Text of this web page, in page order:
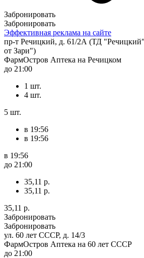
Забронировать
Забронировать
Эффективная реклама на сайте
пр-т Речицкий, д. 61/2А (ТД
от Зари")
ФармОстров Аптека на Речицком
до 21:00
1 шт.
4 шт.
5 шт.
в 19:56
в 19:56
в 19:56
до 21:00
35,11 р.
35,11 р.
35,11 р.
Забронировать
Забронировать
ул. 60 лет СССР, д. 14/3
ФармОстров Аптека на 60 лет СССР
до 21:00